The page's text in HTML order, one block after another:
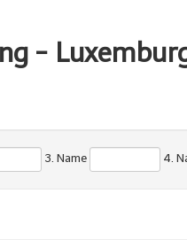
-
3. Name 4.